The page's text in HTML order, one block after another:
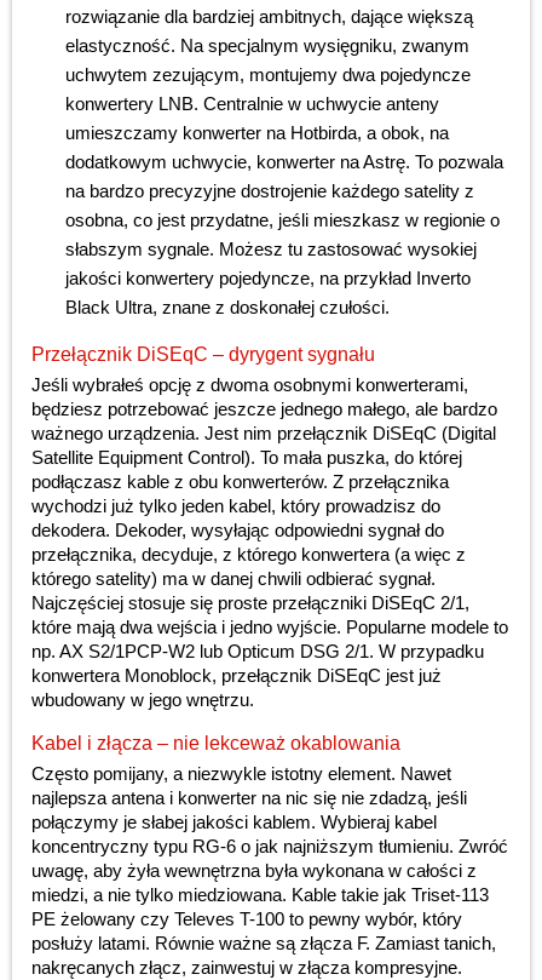
rozwiązanie dla bardziej ambitnych, dające większą
elastyczność. Na specjalnym wysięgniku, zwanym
uchwytem zezującym, montujemy dwa pojedyncze
konwertery LNB. Centralnie w uchwycie anteny
umieszczamy konwerter na Hotbirda, a obok, na
dodatkowym uchwycie, konwerter na Astrę. To pozwala
na bardzo precyzyjne dostrojenie każdego satelity z
osobna, co jest przydatne, jeśli mieszkasz w regionie o
słabszym sygnale. Możesz tu zastosować wysokiej
jakości konwertery pojedyncze, na przykład Inverto
Black Ultra, znane z doskonałej czułości.
Przełącznik DiSEqC – dyrygent sygnału
Jeśli wybrałeś opcję z dwoma osobnymi konwerterami,
będziesz potrzebować jeszcze jednego małego, ale bardzo
ważnego urządzenia. Jest nim przełącznik DiSEqC (Digital
Satellite Equipment Control). To mała puszka, do której
podłączasz kable z obu konwerterów. Z przełącznika
wychodzi już tylko jeden kabel, który prowadzisz do
dekodera. Dekoder, wysyłając odpowiedni sygnał do
przełącznika, decyduje, z którego konwertera (a więc z
którego satelity) ma w danej chwili odbierać sygnał.
Najczęściej stosuje się proste przełączniki DiSEqC 2/1,
które mają dwa wejścia i jedno wyjście. Popularne modele to
np. AX S2/1PCP-W2 lub Opticum DSG 2/1. W przypadku
konwertera Monoblock, przełącznik DiSEqC jest już
wbudowany w jego wnętrzu.
Kabel i złącza – nie lekceważ okablowania
Często pomijany, a niezwykle istotny element. Nawet
najlepsza antena i konwerter na nic się nie zdadzą, jeśli
połączymy je słabej jakości kablem. Wybieraj kabel
koncentryczny typu RG-6 o jak najniższym tłumieniu. Zwróć
uwagę, aby żyła wewnętrzna była wykonana w całości z
miedzi, a nie tylko miedziowana. Kable takie jak Triset-113
PE żelowany czy Televes T-100 to pewny wybór, który
posłuży latami. Równie ważne są złącza F. Zamiast tanich,
nakręcanych złącz, zainwestuj w złącza kompresyjne.